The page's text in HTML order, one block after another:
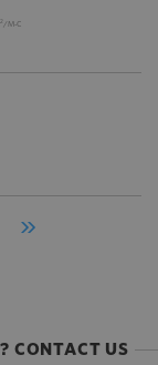
2 /M-C
CONTACT US